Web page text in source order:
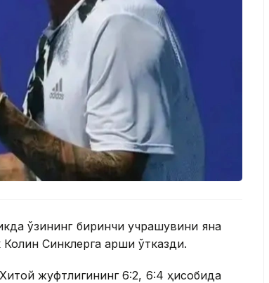
ўзининг биринчи учрашувини яна
Синклерга қарши ўтказди.
жуфтлигининг 6:2, 6:4 ҳисобида